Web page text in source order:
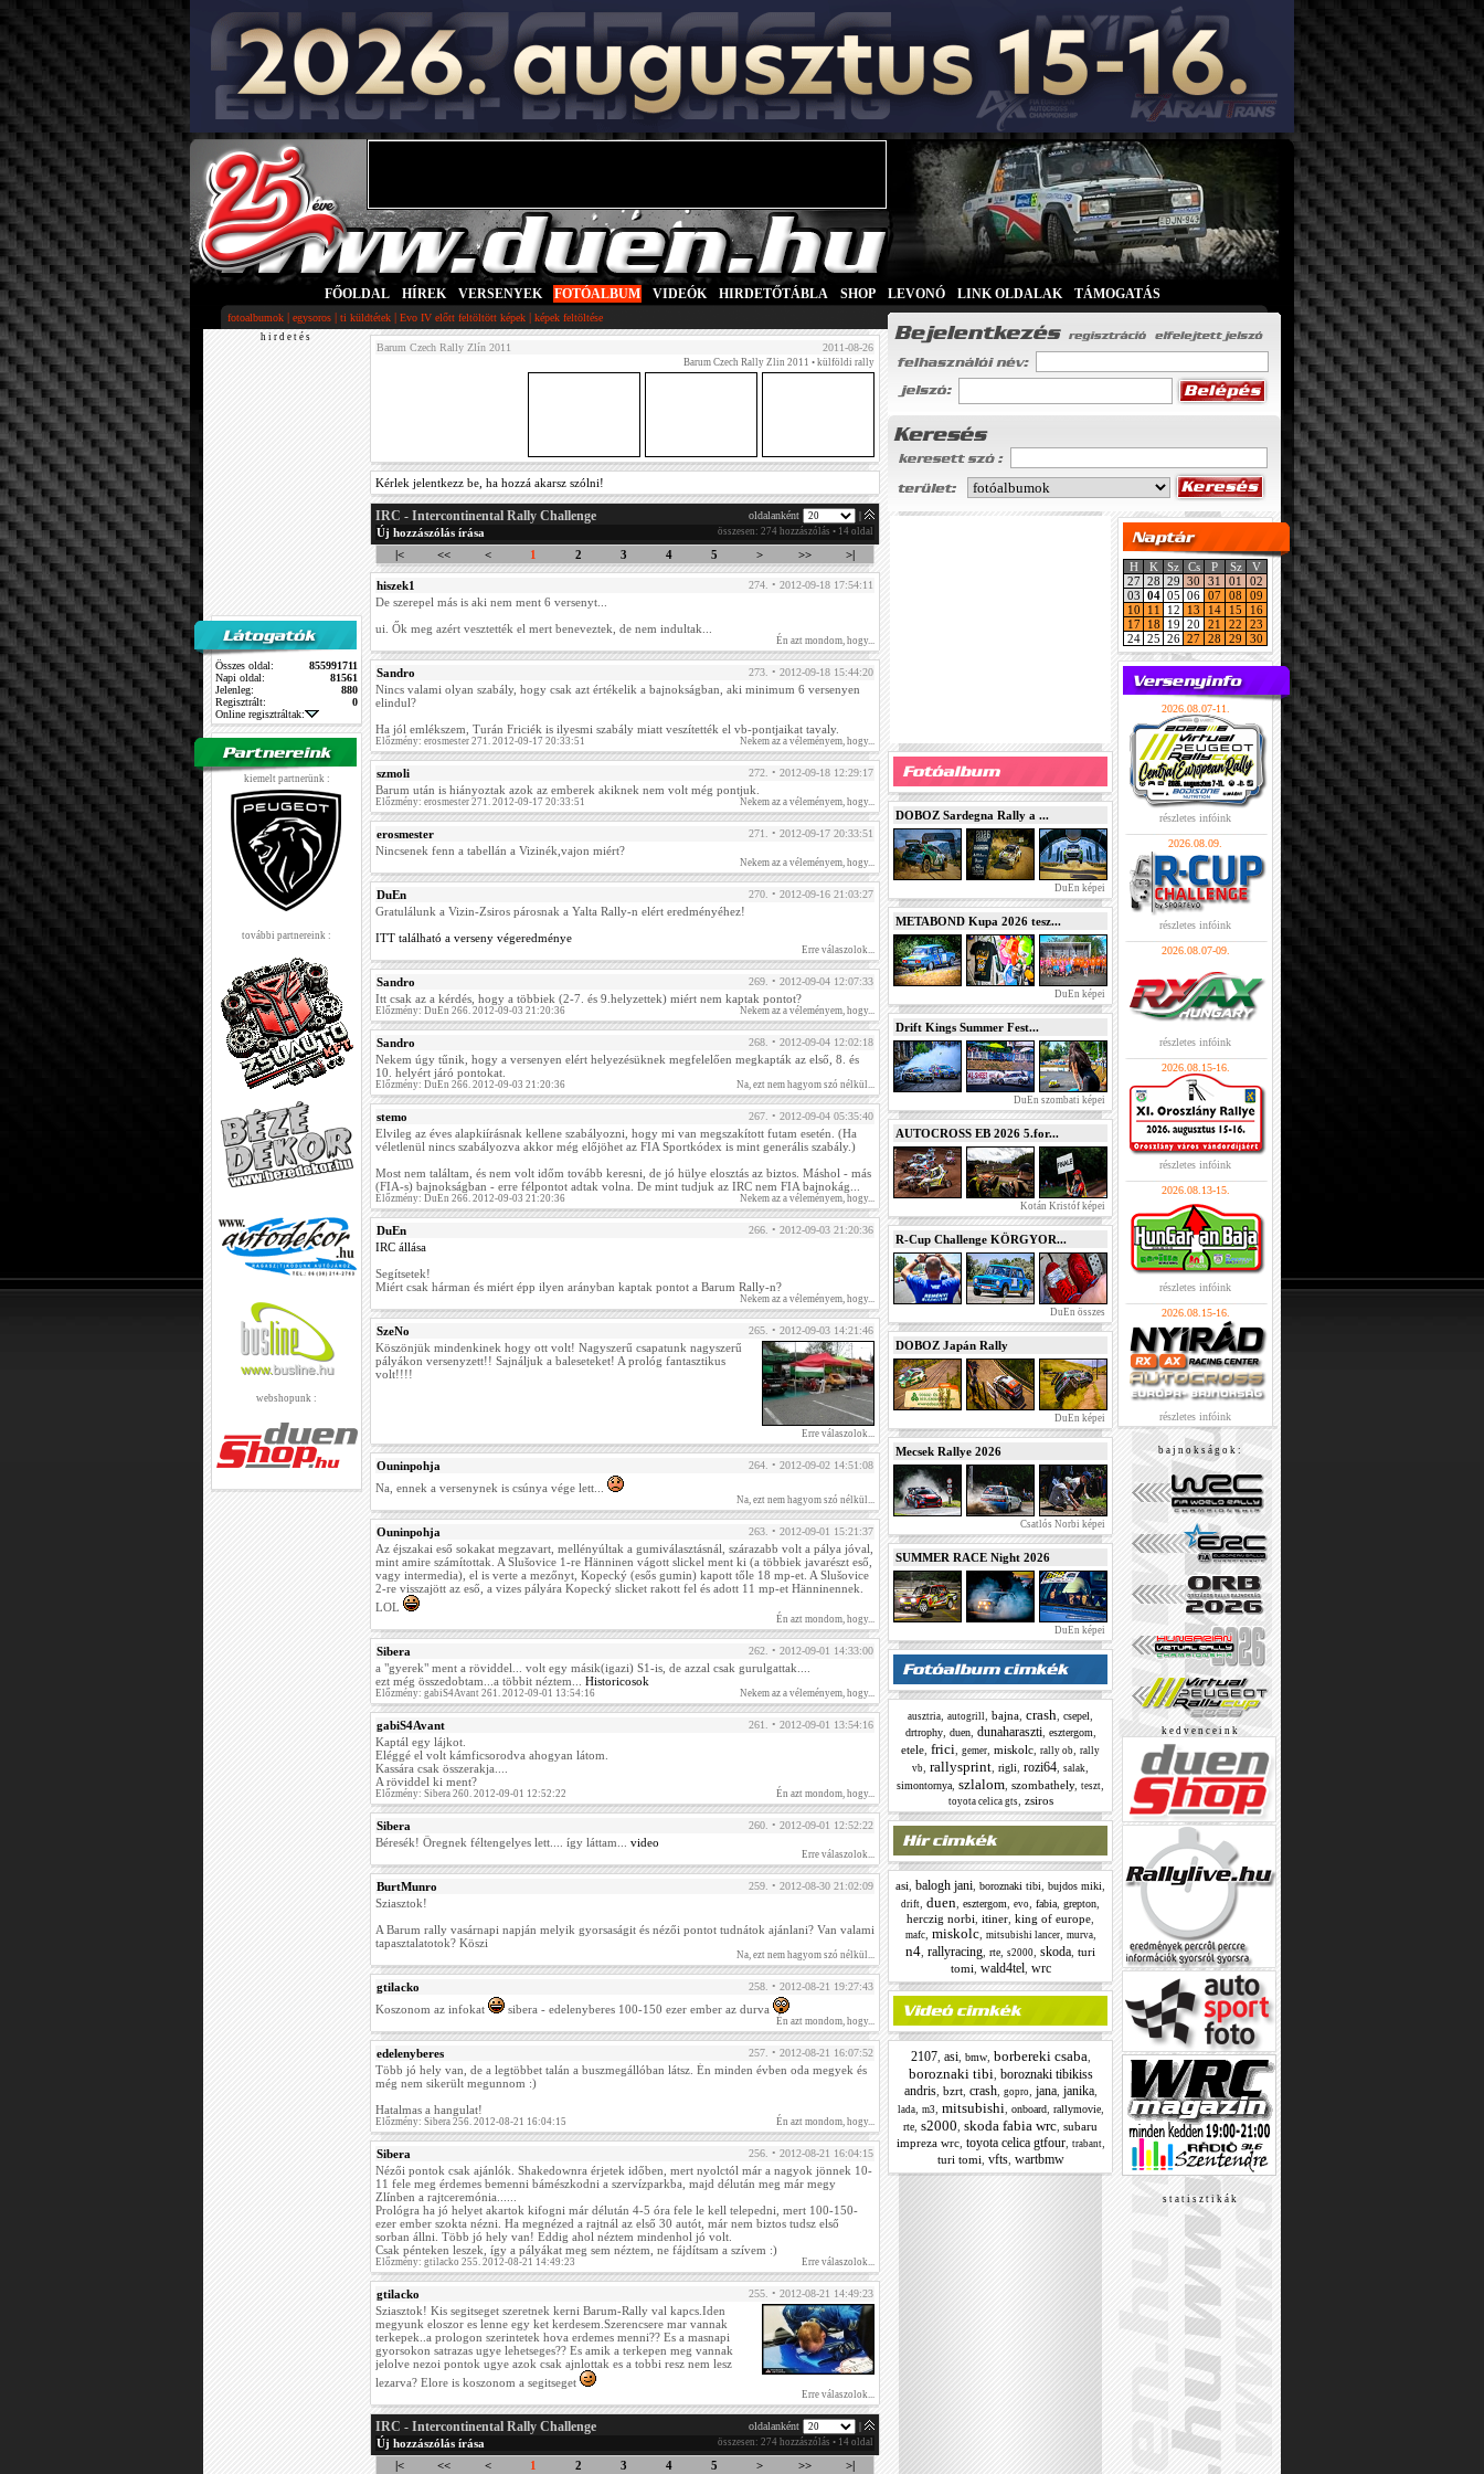
FŐOLDAL HÍREK VERSENYEK FOTÓALBUM VIDEÓK HIRDETŐTÁBLA SHOP LEVONÓ LINK OLDALAK TÁMOGATÁS
fotoalbumok | egysoros | ti küldtétek | Evo IV előtt feltöltött képek | képek feltöltése
h i r d e t é s
Összes oldal:
855991711
Napi oldal:
81561
Jelenleg:
880
Regisztrált:
0
Online regisztráltak:
kiemelt partnerünk :
további partnereink :
webshopunk :
Barum Czech Rally Zlín 2011 2011-08-26
Barum Czech Rally Zlin 2011 • külföldi rally
Kérlek jelentkezz be, ha hozzá akarsz szólni!
IRC - Intercontinental Rally Challenge oldalanként |
Új hozzászólás írása összesen: 274 hozzászólás • 14 oldal
|< << < 1 2 3 4 5 > >> >|
hiszek1 274. • 2012-09-18 17:54:11
De szerepel más is aki nem ment 6 versenyt...
ui. Ők meg azért vesztették el mert beneveztek, de nem indultak...
Én azt mondom, hogy...
Sandro 273. • 2012-09-18 15:44:20
Nincs valami olyan szabály, hogy csak azt értékelik a bajnokságban, aki minimum 6 versenyen
elindul?
Ha jól emlékszem, Turán Friciék is ilyesmi szabály miatt veszítették el vb-pontjaikat tavaly.
Előzmény: erosmester 271. 2012-09-17 20:33:51 Nekem az a véleményem, hogy...
szmoli 272. • 2012-09-18 12:29:17
Barum után is hiányoztak azok az emberek akiknek nem volt még pontjuk.
Előzmény: erosmester 271. 2012-09-17 20:33:51 Nekem az a véleményem, hogy...
erosmester 271. • 2012-09-17 20:33:51
Nincsenek fenn a tabellán a Vizinék,vajon miért?
Nekem az a véleményem, hogy...
DuEn 270. • 2012-09-16 21:03:27
Gratulálunk a Vizin-Zsiros párosnak a Yalta Rally-n elért eredményéhez!
ITT található a verseny végeredménye
Erre válaszolok...
Sandro 269. • 2012-09-04 12:07:33
Itt csak az a kérdés, hogy a többiek (2-7. és 9.helyzettek) miért nem kaptak pontot?
Előzmény: DuEn 266. 2012-09-03 21:20:36 Nekem az a véleményem, hogy...
Sandro 268. • 2012-09-04 12:02:18
Nekem úgy tűnik, hogy a versenyen elért helyezésüknek megfelelően megkapták az első, 8. és
10. helyért járó pontokat.
Előzmény: DuEn 266. 2012-09-03 21:20:36 Na, ezt nem hagyom szó nélkül...
stemo 267. • 2012-09-04 05:35:40
Elvileg az éves alapkiírásnak kellene szabályozni, hogy mi van megszakított futam esetén. (Ha
véletlenül nincs szabályozva akkor még előjöhet az FIA Sportkódex is mint generális szabály.)
Most nem találtam, és nem volt időm tovább keresni, de jó hülye elosztás az biztos. Máshol - más
(FIA-s) bajnokságban - erre félpontot adtak volna. De mint tudjuk az IRC nem FIA bajnokág...
Előzmény: DuEn 266. 2012-09-03 21:20:36 Nekem az a véleményem, hogy...
DuEn 266. • 2012-09-03 21:20:36
IRC állása
Segítsetek!
Miért csak hárman és miért épp ilyen arányban kaptak pontot a Barum Rally-n?
Nekem az a véleményem, hogy...
SzeNo 265. • 2012-09-03 14:21:46
Köszönjük mindenkinek hogy ott volt! Nagyszerű csapatunk nagyszerű
pályákon versenyzett!! Sajnáljuk a baleseteket! A prológ fantasztikus
volt!!!!
Erre válaszolok...
Ouninpohja 264. • 2012-09-02 14:51:08
Na, ennek a versenynek is csúnya vége lett...
Na, ezt nem hagyom szó nélkül...
Ouninpohja 263. • 2012-09-01 15:21:37
Az éjszakai eső sokakat megzavart, mellényúltak a gumiválasztásnál, szárazabb volt a pálya jóval,
mint amire számítottak. A Slušovice 1-re Hänninen vágott slickel ment ki (a többiek javarészt eső,
vagy intermedia), el is verte a mezőnyt, Kopecký (esős gumin) kapott tőle 18 mp-et. A Slušovice
2-re visszajött az eső, a vizes pályára Kopecký slicket rakott fel és adott 11 mp-et Hänninennek.
LOL
Én azt mondom, hogy...
Sibera 262. • 2012-09-01 14:33:00
a "gyerek" ment a röviddel... volt egy másik(igazi) S1-is, de azzal csak gurulgattak....
ezt még összedobtam...a többit néztem... Historicosok
Előzmény: gabiS4Avant 261. 2012-09-01 13:54:16 Nekem az a véleményem, hogy...
gabiS4Avant 261. • 2012-09-01 13:54:16
Kaptál egy lájkot.
Eléggé el volt kámficsorodva ahogyan látom.
Kassára csak összerakja....
A röviddel ki ment?
Előzmény: Sibera 260. 2012-09-01 12:52:22 Én azt mondom, hogy...
Sibera 260. • 2012-09-01 12:52:22
Béresék! Öregnek féltengelyes lett.... így láttam... video
Erre válaszolok...
BurtMunro 259. • 2012-08-30 21:02:09
Sziasztok!
A Barum rally vasárnapi napján melyik gyorsaságit és nézői pontot tudnátok ajánlani? Van valami
tapasztalatotok? Köszi
Na, ezt nem hagyom szó nélkül...
gtilacko 258. • 2012-08-21 19:27:43
Koszonom az infokat sibera - edelenyberes 100-150 ezer ember az durva
Én azt mondom, hogy...
edelenyberes 257. • 2012-08-21 16:07:52
Több jó hely van, de a legtöbbet talán a buszmegállóban látsz. Én minden évben oda megyek és
még nem sikerült megunnom :)
Hatalmas a hangulat!
Előzmény: Sibera 256. 2012-08-21 16:04:15 Én azt mondom, hogy...
Sibera 256. • 2012-08-21 16:04:15
Nézői pontok csak ajánlók. Shakedownra érjetek időben, mert nyolctól már a nagyok jönnek 10-
11 fele meg érdemes bemenni bámészkodni a szervízparkba, majd délután meg már megy
Zlínben a rajtceremónia......
Prológra ha jó helyet akartok kifogni már délután 4-5 óra fele le kell telepedni, mert 100-150-
ezer ember szokta nézni. Ha megnézed a rajtnál az első 30 autót, már nem biztos tudsz első
sorban állni. Több jó hely van! Eddig ahol néztem mindenhol jó volt.
Csak pénteken leszek, így a pályákat meg sem néztem, ne fájdítsam a szívem :)
Előzmény: gtilacko 255. 2012-08-21 14:49:23 Erre válaszolok...
gtilacko 255. • 2012-08-21 14:49:23
Sziasztok! Kis segitseget szeretnek kerni Barum-Rally val kapcs.Iden
megyunk eloszor es lenne egy ket kerdesem.Szerencsere mar vannak
terkepek..a prologon szerintetek hova erdemes menni?? Es a masnapi
gyorsokon satrazas ugye lehetseges?? Es amik a terkepen meg vannak
jelolve nezoi pontok ugye azok csak ajnlottak es a tobbi resz nem lesz
lezarva? Elore is koszonom a segitseget
Erre válaszolok...
IRC - Intercontinental Rally Challenge oldalanként |
Új hozzászólás írása összesen: 274 hozzászólás • 14 oldal
|< << < 1 2 3 4 5 > >> >|
DOBOZ Sardegna Rally a ...
DuEn képei
METABOND Kupa 2026 tesz...
DuEn képei
Drift Kings Summer Fest...
DuEn szombati képei
AUTOCROSS EB 2026 5.for...
Kotán Kristóf képei
R-Cup Challenge KÖRGYOR...
DuEn összes
DOBOZ Japán Rally
DuEn képei
Mecsek Rallye 2026
Csatlós Norbi képei
SUMMER RACE Night 2026
DuEn képei
ausztria autogrill bajna crash csepel
drtrophy, duen, dunaharaszti, esztergom
etele frici gemer miskolc rally ob rally
vb rallysprint rigli rozi64 salak
simontornya szlalom szombathely, teszt
toyota celica gts, zsiros
asi balogh jani boroznaki tibi bujdos miki
drift duen esztergom evo fabia grepton
herczig norbi itiner king of europe
mafc, miskolc, mitsubishi lancer, murva,
n4 rallyracing rte s2000 skoda turi
tomi wald4tel wrc
2107, asi, bmw, borbereki csaba
boroznaki tibi boroznaki tibikiss
andris, bzrt, crash, gopro, jana, janika,
lada, m3 mitsubishi onboard, rallymovie,
rte s2000 skoda fabia wrc subaru
impreza wrc, toyota celica gtfour, trabant,
turi tomi vfts, wartbmw
H K Sz Cs P Sz
V
27 28 29 30 31 01
02
03 04 05 06 07 08
09
10
11 12 13 14 15
16
17
18 19 20 21 22
23
24 25 26 27 28 29 30
2026.08.07-11.
részletes infóink
2026.08.09.
részletes infóink
2026.08.07-09.
részletes infóink
2026.08.15-16.
részletes infóink
2026.08.13-15.
részletes infóink
2026.08.15-16.
részletes infóink
b a j n o k s á g o k :
k e d v e n c e i n k
s t a t i s z t i k á k